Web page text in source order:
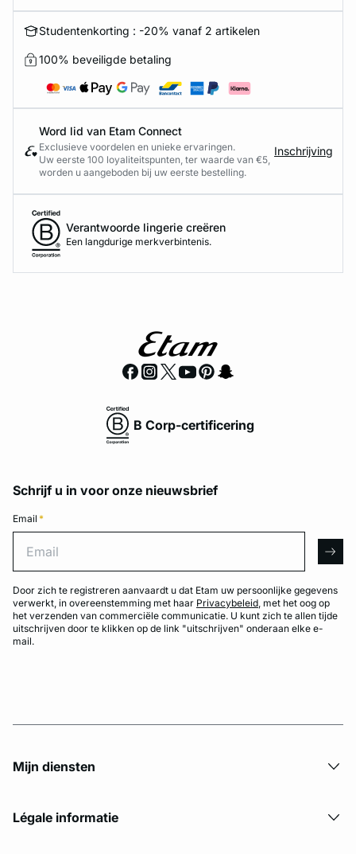
Studentenkorting : -20% vanaf 2 artikelen
100% beveiligde betaling
Word lid van Etam Connect
Exclusieve voordelen en unieke ervaringen.
Uw eerste 100 loyaliteitspunten, ter waarde van €5,
worden u aangeboden bij uw eerste bestelling.
Inschrijving
Verantwoorde lingerie creëren
Een langdurige merkverbintenis.
B Corp-certificering
Schrijf u in voor onze nieuwsbrief
Email *
Door zich te registreren aanvaardt u dat Etam uw persoonlijke gegevens
verwerkt, in overeenstemming met haar Privacybeleid, met het oog op
het verzenden van commerciële communicatie. U kunt zich te allen tijde
uitschrijven door te klikken op de link "uitschrijven" onderaan elke e-
mail.
Mijn diensten
Légale informatie